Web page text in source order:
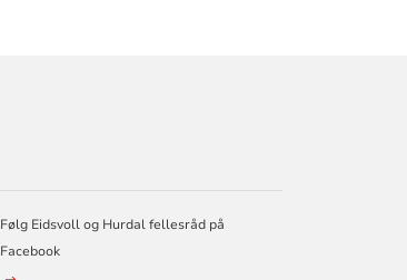
Følg Eidsvoll og Hurdal fellesråd på
Facebook